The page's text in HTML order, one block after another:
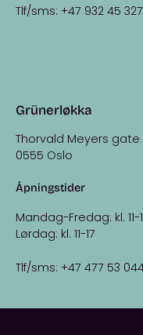
Tlf/sms: +47 932 45 327
Grünerløkka
Thorvald Meyers gate
0555 Oslo
Åpningstider
Mandag-Fredag: kl. 11-
Lørdag: kl. 11-17
Tlf/sms: +47 477 53